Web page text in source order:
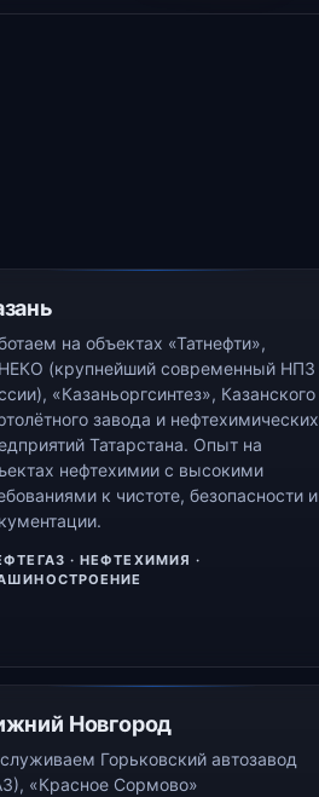
на объектах «Татнефти»,
(крупнейший современный НПЗ
«Казаньоргсинтез», Казанского
завода и нефтехимических
Татарстана. Опыт на
нефтехимии с высокими
к чистоте, безопасности и
· НЕФТЕХИМИЯ ·
Новгород
Горьковский автозавод
«Красное Сормово»